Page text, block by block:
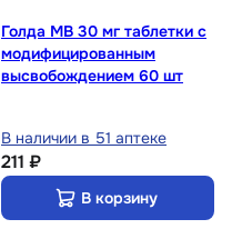
Голда МВ 30 мг таблетки с
модифицированным
высвобождением 60 шт
В наличии в 51 аптеке
211 ₽
В корзину